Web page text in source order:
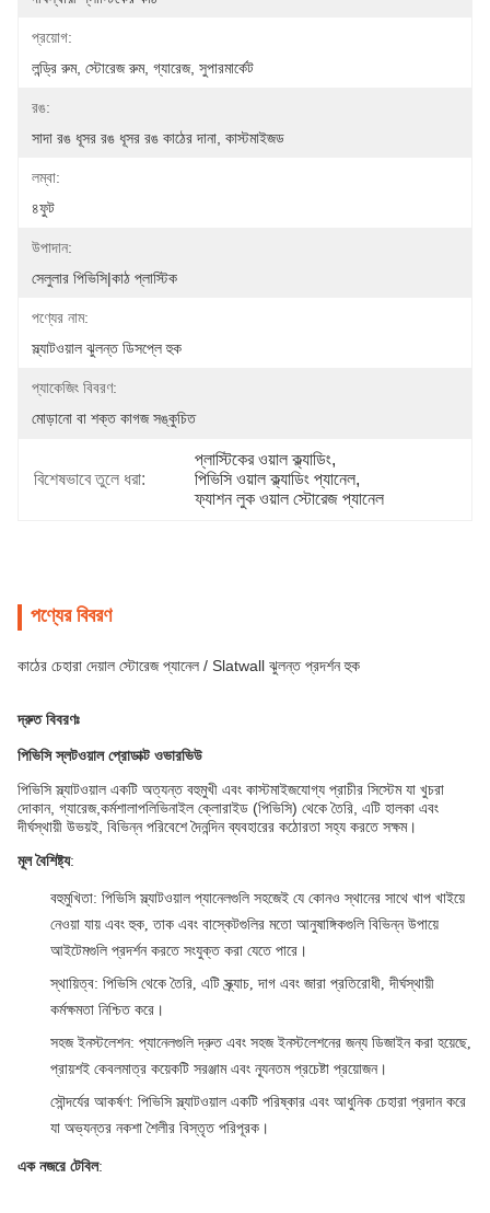
প্রয়োগ:
লন্ড্রি রুম, স্টোরেজ রুম, গ্যারেজ, সুপারমার্কেট
রঙ:
সাদা রঙ ধূসর রঙ ধূসর রঙ কাঠের দানা, কাস্টমাইজড
লম্বা:
৪ফুট
উপাদান:
সেলুলার পিভিসি|কাঠ প্লাস্টিক
পণ্যের নাম:
স্ল্যাটওয়াল ঝুলন্ত ডিসপ্লে হুক
প্যাকেজিং বিবরণ:
মোড়ানো বা শক্ত কাগজ সঙ্কুচিত
বিশেষভাবে তুলে ধরা:
প্লাস্টিকের ওয়াল ক্ল্যাডিং,
পিভিসি ওয়াল ক্ল্যাডিং প্যানেল,
ফ্যাশন লুক ওয়াল স্টোরেজ প্যানেল
পণ্যের বিবরণ
কাঠের চেহারা দেয়াল স্টোরেজ প্যানেল / Slatwall ঝুলন্ত প্রদর্শন হুক
দ্রুত বিবরণঃ
পিভিসি স্লটওয়াল প্রোডাক্ট ওভারভিউ
পিভিসি স্ল্যাটওয়াল একটি অত্যন্ত বহুমুখী এবং কাস্টমাইজযোগ্য প্রাচীর সিস্টেম যা খুচরা
দোকান, গ্যারেজ,কর্মশালাপলিভিনাইল ক্লোরাইড (পিভিসি) থেকে তৈরি, এটি হালকা এবং
দীর্ঘস্থায়ী উভয়ই, বিভিন্ন পরিবেশে দৈনন্দিন ব্যবহারের কঠোরতা সহ্য করতে সক্ষম।
মূল বৈশিষ্ট্য:
বহুমুখিতা: পিভিসি স্ল্যাটওয়াল প্যানেলগুলি সহজেই যে কোনও স্থানের সাথে খাপ খাইয়ে
নেওয়া যায় এবং হুক, তাক এবং বাস্কেটগুলির মতো আনুষাঙ্গিকগুলি বিভিন্ন উপায়ে
আইটেমগুলি প্রদর্শন করতে সংযুক্ত করা যেতে পারে।
স্থায়িত্ব: পিভিসি থেকে তৈরি, এটি স্ক্র্যাচ, দাগ এবং জারা প্রতিরোধী, দীর্ঘস্থায়ী
কর্মক্ষমতা নিশ্চিত করে।
সহজ ইনস্টলেশন: প্যানেলগুলি দ্রুত এবং সহজ ইনস্টলেশনের জন্য ডিজাইন করা হয়েছে,
প্রায়শই কেবলমাত্র কয়েকটি সরঞ্জাম এবং ন্যূনতম প্রচেষ্টা প্রয়োজন।
সৌন্দর্যের আকর্ষণ: পিভিসি স্ল্যাটওয়াল একটি পরিষ্কার এবং আধুনিক চেহারা প্রদান করে
যা অভ্যন্তর নকশা শৈলীর বিস্তৃত পরিপূরক।
এক নজরে টেবিল: